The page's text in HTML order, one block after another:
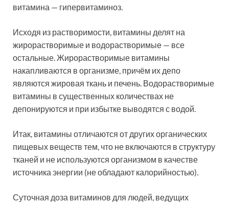
витамина — гипервитаминоз.
Исходя из растворимости, витамины делят на
жирорастворимые и водорастворимые — все
остальные. Жирорастворимые витамины
накапливаются в организме, причём их депо
являются жировая ткань и печень. Водорастворимые
витамины в существенных количествах не
депонируются и при избытке выводятся с водой.
Итак, витамины отличаются от других органических
пищевых веществ тем, что не включаются в структуру
тканей и не используются организмом в качестве
источника энергии (не обладают калорийностью).
Суточная доза витаминов для людей, ведущих